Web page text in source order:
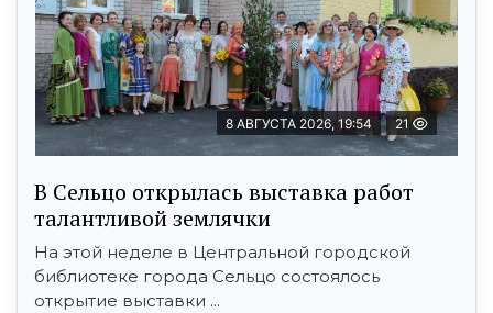
8 АВГУСТА 2026, 19:54 21
В Сельцо открылась выставка работ
талантливой землячки
На этой неделе в Центральной городской
библиотеке города Сельцо состоялось
открытие выставки ...